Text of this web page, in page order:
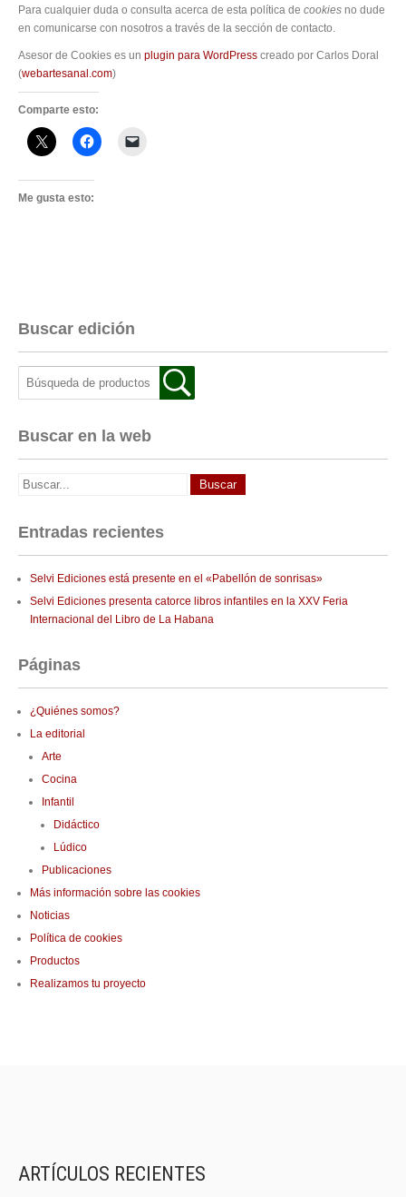
Para cualquier duda o consulta acerca de esta política de cookies no dude
en comunicarse con nosotros a través de la sección de contacto.
Asesor de Cookies es un plugin para WordPress creado por Carlos Doral
(webartesanal.com)
Comparte esto:
Me gusta esto:
Buscar edición
Buscar en la web
Entradas recientes
Selvi Ediciones está presente en el «Pabellón de sonrisas»
Selvi Ediciones presenta catorce libros infantiles en la XXV Feria
Internacional del Libro de La Habana
Páginas
¿Quiénes somos?
La editorial
Arte
Cocina
Infantil
Didáctico
Lúdico
Publicaciones
Más información sobre las cookies
Noticias
Política de cookies
Productos
Realizamos tu proyecto
ARTÍCULOS RECIENTES